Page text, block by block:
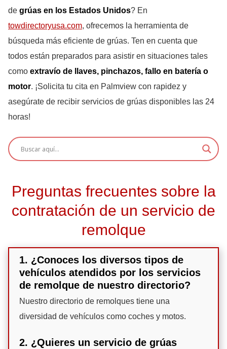
de grúas en los Estados Unidos? En
towdirectoryusa.com, ofrecemos la herramienta de
búsqueda más eficiente de grúas. Ten en cuenta que
todos están preparados para asistir en situaciones tales
como extravío de llaves, pinchazos, fallo en batería o
motor. ¡Solicita tu cita en Palmview con rapidez y
asegúrate de recibir servicios de grúas disponibles las 24
horas!
Preguntas frecuentes sobre la
contratación de un servicio de
remolque
1. ¿Conoces los diversos tipos de
vehículos atendidos por los servicios
de remolque de nuestro directorio?
Nuestro directorio de remolques tiene una
diversidad de vehículos como coches y motos.
2. ¿Quieres un servicio de grúas